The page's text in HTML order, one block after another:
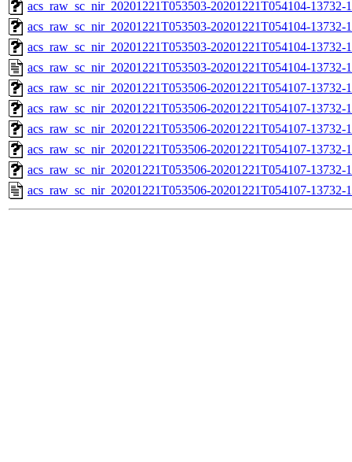
acs_raw_sc_nir_20201221T053503-20201221T054104-13732-
acs_raw_sc_nir_20201221T053503-20201221T054104-13732-
acs_raw_sc_nir_20201221T053503-20201221T054104-13732-
acs_raw_sc_nir_20201221T053503-20201221T054104-13732-
acs_raw_sc_nir_20201221T053506-20201221T054107-
acs_raw_sc_nir_20201221T053506-20201221T054107-13732-
acs_raw_sc_nir_20201221T053506-20201221T054107-13732-
acs_raw_sc_nir_20201221T053506-20201221T054107-13732-
acs_raw_sc_nir_20201221T053506-20201221T054107-13732-
acs_raw_sc_nir_20201221T053506-20201221T054107-13732-